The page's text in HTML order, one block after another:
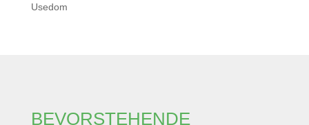
Usedom
BEVORSTEHENDE